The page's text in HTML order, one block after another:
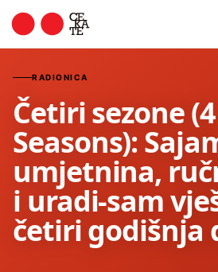
RADIONICA
Četiri sezone (4
Seasons):
umjetnina,
i uradi-sam
četiri godišnja